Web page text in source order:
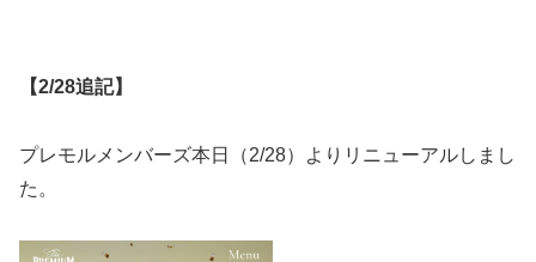
【2/28追記】
プレモルメンバーズ本日（2/28）よりリニューアルしまし
た。